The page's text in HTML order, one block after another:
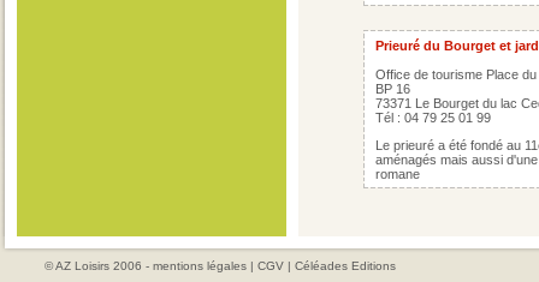
Prieuré du Bourget et
Office de tourisme Place
BP 16
73371 Le Bourget du lac
Tél : 04 79 25 01 99
Le prieuré a été fondé au
aménagés mais aussi
romane
© AZ Loisirs 2006 - mentions légales | CGV | Céléades Editions